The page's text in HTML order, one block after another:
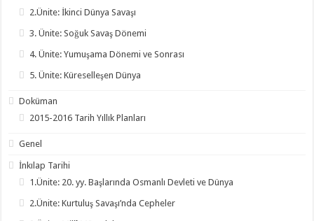
2.Ünite: İkinci Dünya Savaşı
3. Ünite: Soğuk Savaş Dönemi
4. Ünite: Yumuşama Dönemi ve Sonrası
5. Ünite: Küreselleşen Dünya
Doküman
2015-2016 Tarih Yıllık Planları
Genel
İnkılap Tarihi
1.Ünite: 20. yy. Başlarında Osmanlı Devleti ve Dünya
2.Ünite: Kurtuluş Savaşı’nda Cepheler